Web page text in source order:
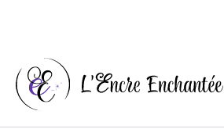
contenu